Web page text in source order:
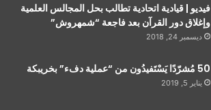
فيديو | قيادية اتحادية تطالب بحل المجالس العلمية
وإغلاق دور القرآن بعد فاجعة “شمهروش”
ديسمبر 24, 2018
50 مُشرّدًا يَسْتَفيدُون من “عملية دفء” بخريبكة
يناير 5, 2019